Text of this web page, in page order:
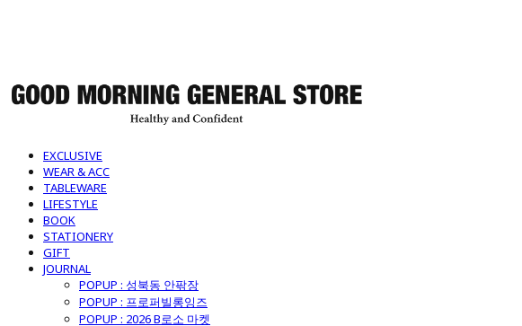
EXCLUSIVE
WEAR & ACC
TABLEWARE
LIFESTYLE
BOOK
STATIONERY
GIFT
JOURNAL
POPUP : 성북동 안팎장
POPUP : 프로퍼빌롱잉즈
POPUP : 2026 B로소 마켓